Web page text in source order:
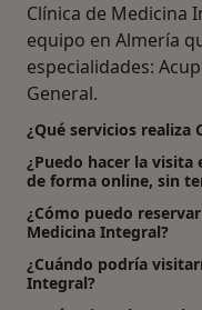
Clínica de Medicina
equipo en Almería
especialidades:
General.
¿Qué servicios realiza
¿Puedo hacer la visita
de forma online, sin
¿Cómo puedo
Medicina Integral?
¿Cuándo podría
Integral?